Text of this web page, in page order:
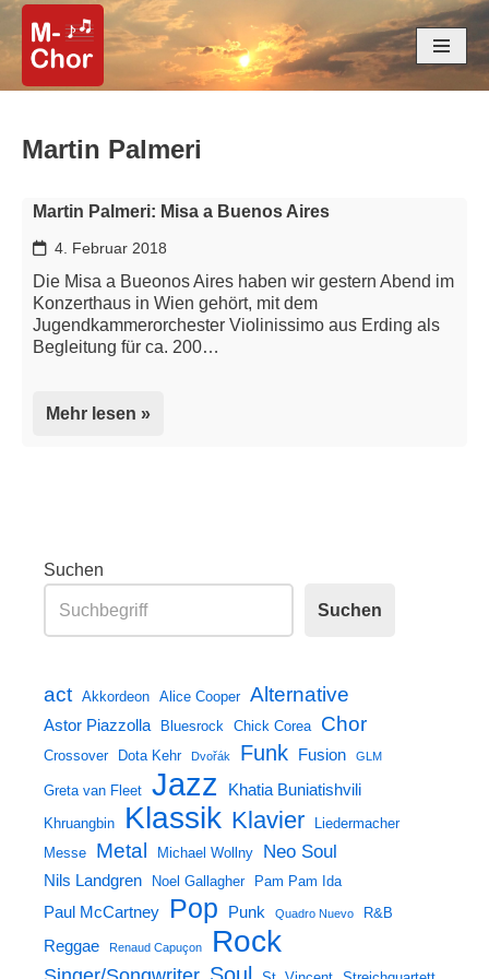
Zum
Inhalt
Martin Palmeri
Martin Palmeri: Misa a Buenos Aires
4. Februar 2018
Die Misa a Bueonos Aires haben wir gestern Abend im
Konzerthaus in Wien gehört, mit dem
Jugendkammerorchester Violinissimo aus Erding als
Begleitung für ca. 200…
Mehr lesen »
Suchen
Suchen
act Akkordeon Alice Cooper Alternative
Astor Piazzolla Bluesrock Chick Corea Chor
Crossover Dota Kehr Dvořák Funk Fusion GLM
Greta van Fleet Jazz Khatia Buniatishvili
Khruangbin Klassik Klavier
Liedermacher
Messe
Metal Michael Wollny Neo Soul
Nils Landgren Noel Gallagher Pam Pam Ida
Paul McCartney Pop Punk Quadro Nuevo R&B
Reggae Renaud Capuçon Rock